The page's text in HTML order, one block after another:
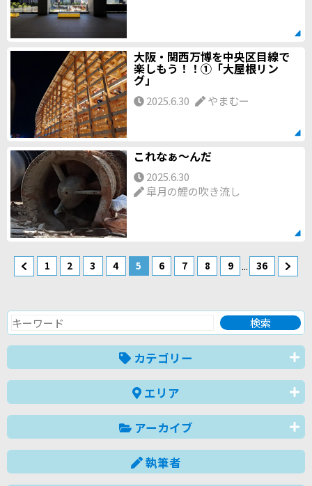
大阪・関西万博を中央区目線で
楽しもう！！①「大屋根リン
グ」
2025.6.30 やまむー
これなぁ～んだ
2025.6.30
皐月の鯉の吹き流し
1 2 3 4 5 6 7 8 9 ... 36
カテゴリー
エリア
アーカイブ
執筆者